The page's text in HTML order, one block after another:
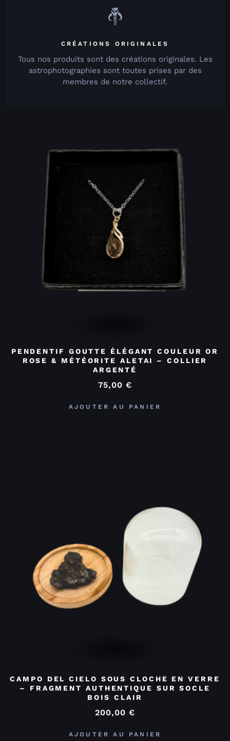
CRÉATIONS ORIGINALES
Tous nos produits sont des créations originales. Les
astrophotographies sont toutes prises par des
membres de notre collectif.
PENDENTIF GOUTTE ÉLÉGANT COULEUR OR
ROSE & MÉTÉORITE ALETAI – COLLIER
ARGENTÉ
75,00 €
AJOUTER AU PANIER
CAMPO DEL CIELO SOUS CLOCHE EN VERRE
– FRAGMENT AUTHENTIQUE SUR SOCLE
BOIS CLAIR
200,00 €
AJOUTER AU PANIER